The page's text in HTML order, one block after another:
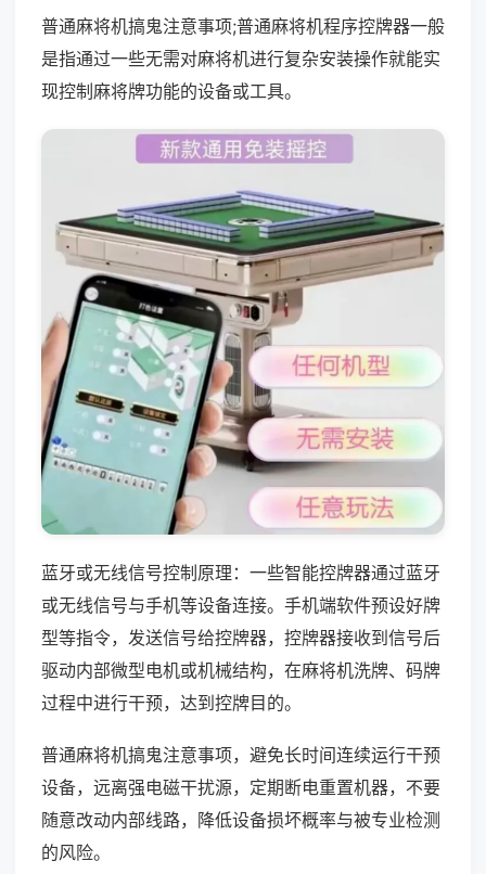
普通麻将机搞鬼注意事项;普通麻将机程序控牌器一般
是指通过一些无需对麻将机进行复杂安装操作就能实
现控制麻将牌功能的设备或工具。
蓝牙或无线信号控制原理：一些智能控牌器通过蓝牙
或无线信号与手机等设备连接。手机端软件预设好牌
型等指令，发送信号给控牌器，控牌器接收到信号后
驱动内部微型电机或机械结构，在麻将机洗牌、码牌
过程中进行干预，达到控牌目的。
普通麻将机搞鬼注意事项，避免长时间连续运行干预
设备，远离强电磁干扰源，定期断电重置机器，不要
随意改动内部线路，降低设备损坏概率与被专业检测
的风险。